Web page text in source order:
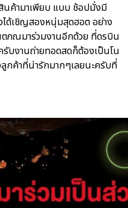
ค้ามาเพียบ แบบ ช้อปมั่งมี
ด้เชิญสองหนุ่มสุดฮอต อย่าง
ภณมาร่วมงานอีกด้วย ที่ดรบิน
บงานถ่ายทอดสดก็ต้องเป็นโน
กค้าที่น่ารักมากๆเลยนะครับที่